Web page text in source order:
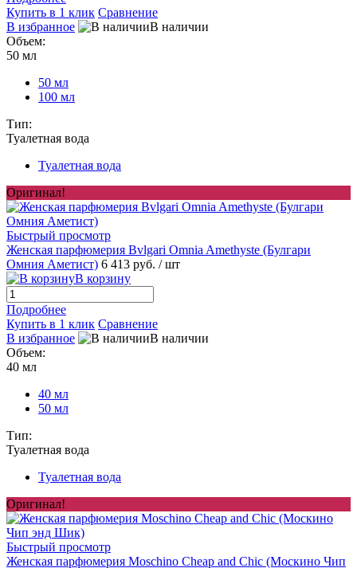
Купить в 1 клик Сравнение
В избранное
В наличии
Объем:
50 мл
50 мл
100 мл
Тип:
Туалетная вода
Туалетная вода
Оригинал!
Быстрый просмотр
Женская парфюмерия Bvlgari Omnia Amethyste (Булгари
Омния Аметист) 6 413 руб. / шт
В корзину
Подробнее
Купить в 1 клик Сравнение
В избранное
В наличии
Объем:
40 мл
40 мл
50 мл
Тип:
Туалетная вода
Туалетная вода
Оригинал!
Быстрый просмотр
Женская парфюмерия Moschino Cheap and Chic (Москино Чип